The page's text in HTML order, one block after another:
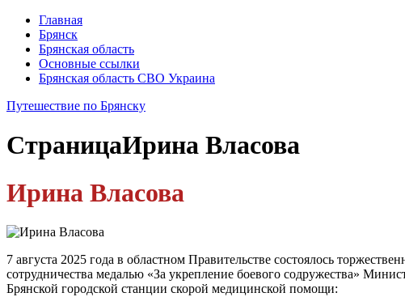
Главная
Брянск
Брянская область
Основные ссылки
Брянская область СВО Украина
Путешествие по Брянску
СтраницаИрина Власова
Ирина Власова
7 августа 2025 года в областном Правительстве состоялось
сотрудничества медалью «За укрепление боевого содружества»
Брянской городской станции скорой медицинской помощи: